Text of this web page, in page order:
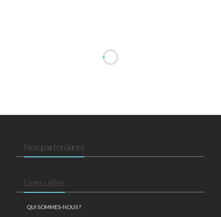
Nos partenaires
Liens utiles
QUI SOMMES-NOUS ?